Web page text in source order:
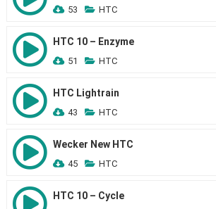
53 HTC
HTC 10 – Enzyme
51 HTC
HTC Lightrain
43 HTC
Wecker New HTC
45 HTC
HTC 10 – Cycle